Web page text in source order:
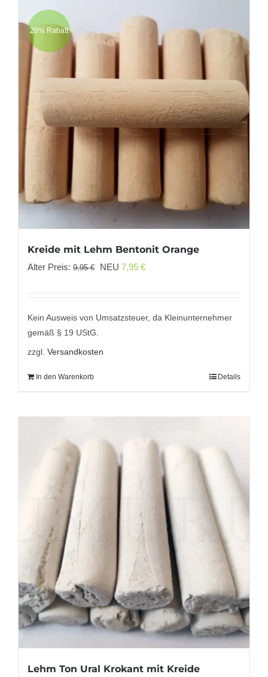
20% Rabatt
Kreide mit Lehm Bentonit Orange
Alter Preis: 9,95€
Ursprünglicher
9,95 €
NEU 7,95 €Aktueller
7,95 €.
Kein Ausweis von Umsatzsteuer, da Kleinunternehmer
gemäß § 19 UStG.
zzgl. Versandkosten
In den Warenkorb Details
Lehm Ton Ural Krokant mit Kreide